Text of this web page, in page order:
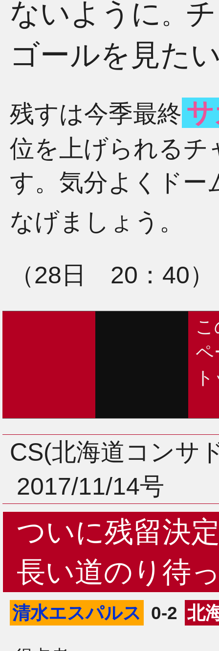
ないように。
ゴールを見た
残すは今季最終
位を上げられるチ
す。気分よくドー
なげましょう。
（28日 20：40）
ペ
CS(北海道コンサ
2017/11/14号
ついに残留決
長い道のり待
清水エスパルス 0-2 北